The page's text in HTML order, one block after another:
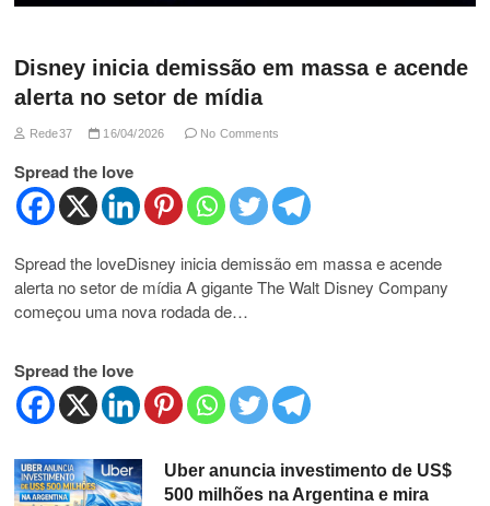
Disney inicia demissão em massa e acende
alerta no setor de mídia
Rede37 16/04/2026 No Comments
Spread the love
Spread the loveDisney inicia demissão em massa e acende
alerta no setor de mídia A gigante The Walt Disney Company
começou uma nova rodada de…
Spread the love
Uber anuncia investimento de US$
500 milhões na Argentina e mira